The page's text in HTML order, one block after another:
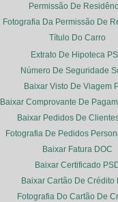
Permissão De
Fotografia Da Permissão De
Título Do Carro
Extrato De Hipoteca
Número De Seguridade
Baixar Visto De Viagem
Baixar Comprovante De
Baixar Pedidos De
Fotografia De Pedidos
Baixar Fatura DOC
Baixar Certificado
Baixar Cartão De Crédito
Fotografia Do Cartão De